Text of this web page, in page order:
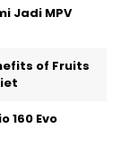
Jadi MPV
of Fruits
160 Evo